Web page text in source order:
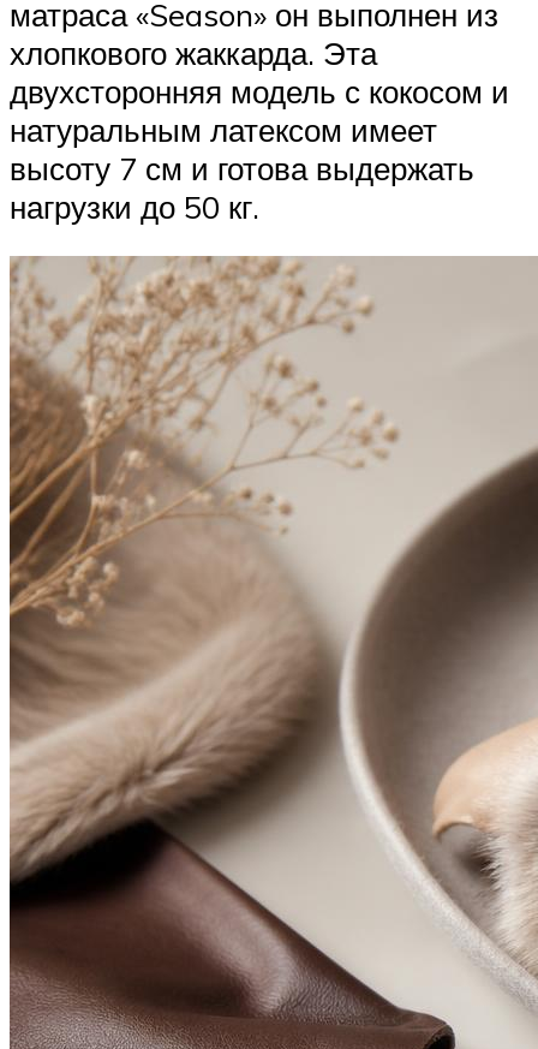
матраса «Season» он выполнен из
хлопкового жаккарда. Эта
двухсторонняя модель с кокосом и
натуральным латексом имеет
высоту 7 см и готова выдержать
нагрузки до 50 кг.